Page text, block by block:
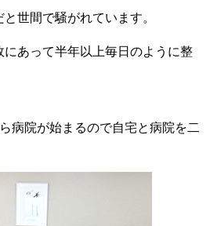
世間で騒がれています。
あって半年以上毎日のように整
病院が始まるので自宅と病院を二